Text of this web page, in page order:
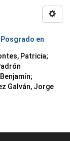
en
Patricia;
;
Galván, Jorge